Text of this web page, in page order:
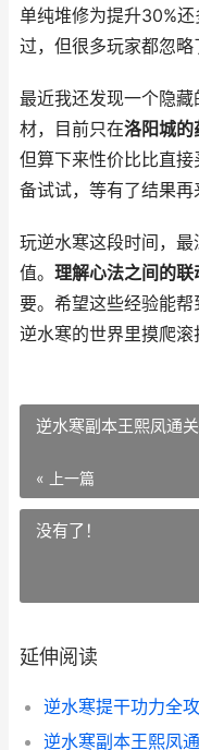
单纯堆修为提升30%
过，但很多玩家都忽略
最近我还发现一个隐
材，目前只在洛阳城的
但算下来性价比比直
备试试，等有了结果再
玩逆水寒这段时间，
值。 理解心法之间的联
要。希望这些经验能
逆水寒的世界里摸爬滚
逆水寒副本王熙凤通
« 上一篇
没有了！
延伸阅读